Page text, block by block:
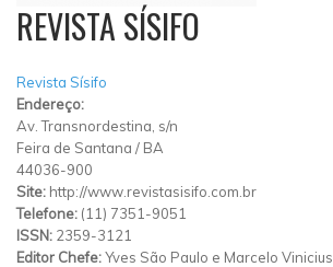
REVISTA SÍSIFO
Revista Sísifo
Endereço:
Av. Transnordestina, s/n
Feira de Santana / BA
44036-900
Site: http://www.revistasisifo.com.br
Telefone: (11) 7351-9051
ISSN: 2359-3121
Editor Chefe:Yves São Paulo e Marcelo Vinicius